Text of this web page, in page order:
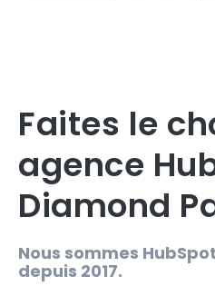
Faites le
agence
Diamond
Nous sommes
depuis 2017.